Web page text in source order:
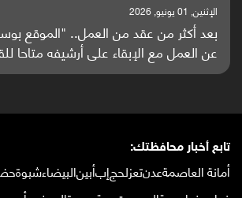
الإثنين, 25 مايو, 2026
باحثون من اليمن يدخلون سباق أبحاث
واعدة منشورة عالميا (ترجمة)
تابع أخبار محافظتك:
أمانة العاصمةعدنتعزلحجإبأبينالبيضاءشبوة